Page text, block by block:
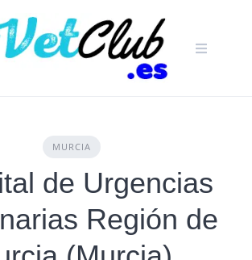
MURCIA
de Urgencias
Región de